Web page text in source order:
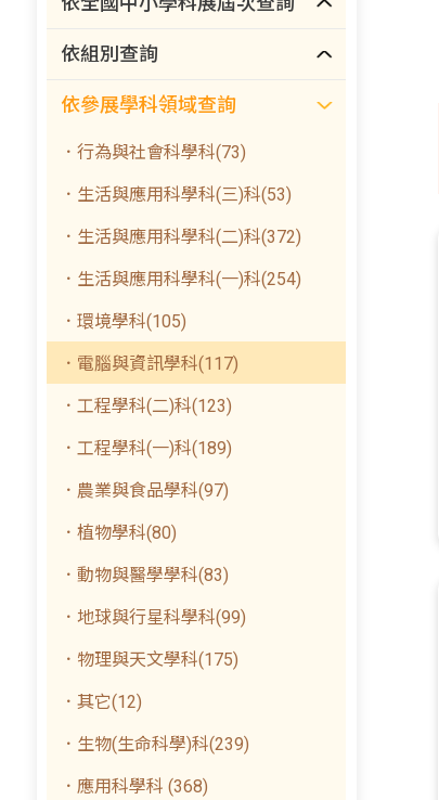
依組別查詢
依參展學科領域查詢
．行為與社會科學科(73)
．生活與應用科學科(三)科(53)
．生活與應用科學科(二)科(372)
．生活與應用科學科(一)科(254)
．環境學科(105)
．電腦與資訊學科(117)
．工程學科(二)科(123)
．工程學科(一)科(189)
．農業與食品學科(97)
．植物學科(80)
．動物與醫學學科(83)
．地球與行星科學科(99)
．物理與天文學科(175)
．其它(12)
．生物(生命科學)科(239)
．應用科學科 (368)